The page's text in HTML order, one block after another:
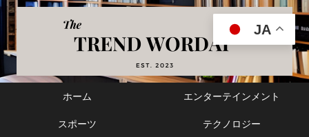
ホーム エンターテインメント
スポーツ テクノロジー
JA